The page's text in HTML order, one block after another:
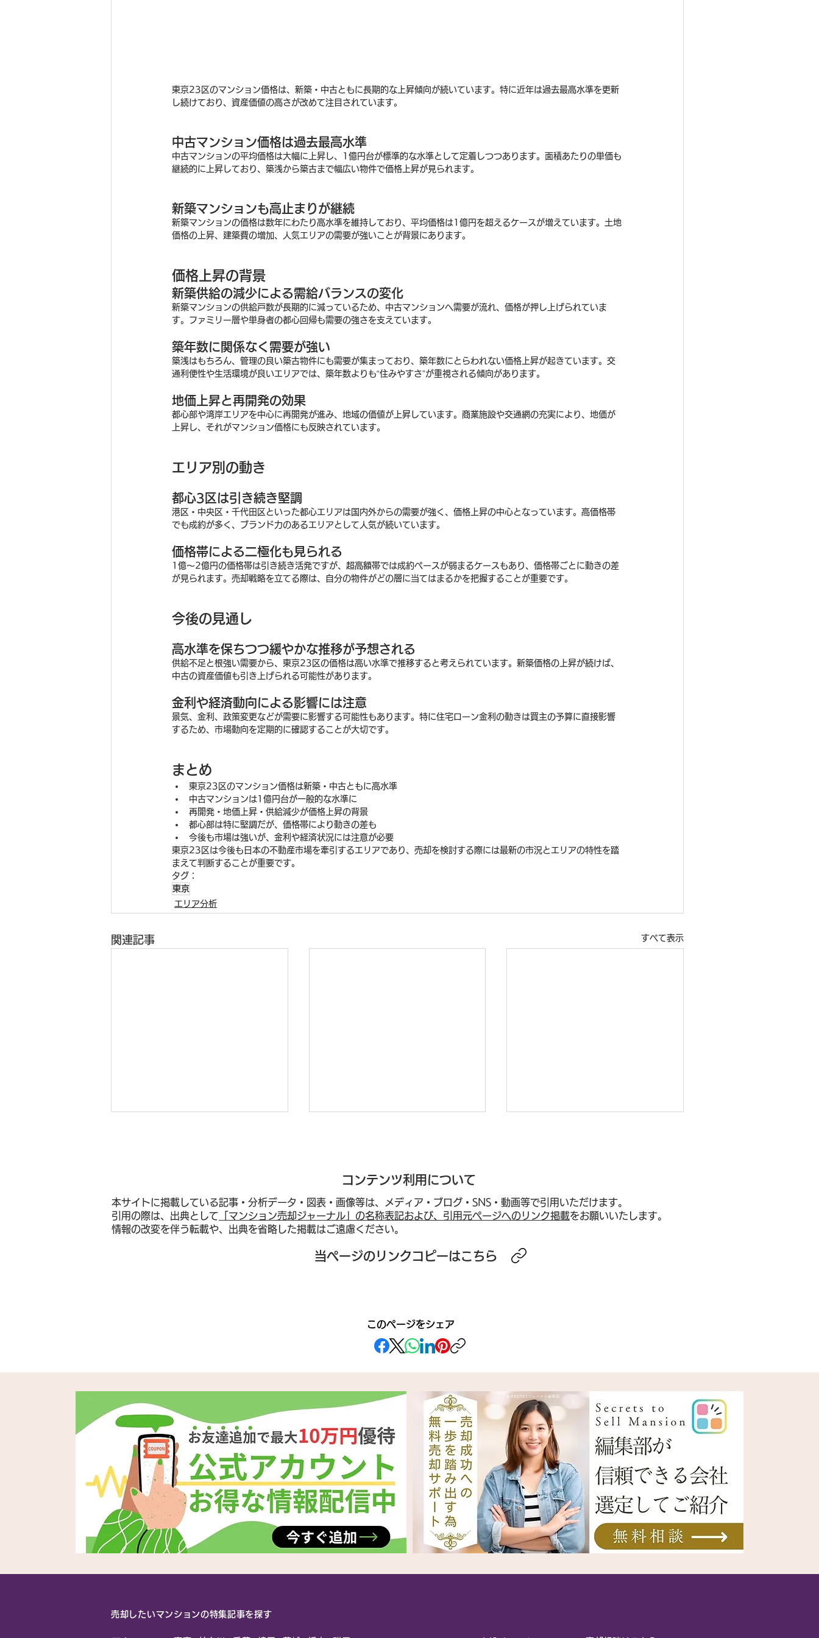
東京23区のマンション価格は、新築・中古ともに長期的な上昇傾向が続いています。特に近年は過去最高水準を更新
し続けており、資産価値の高さが改めて注目されています。
中古マンション価格は過去最高水準
中古マンションの平均価格は大幅に上昇し、1億円台が標準的な水準として定着しつつあります。面積あたりの単価も
継続的に上昇しており、築浅から築古まで幅広い物件で価格上昇が見られます。
新築マンションも高止まりが継続
新築マンションの価格は数年にわたり高水準を維持しており、平均価格は1億円を超えるケースが増えています。土地
価格の上昇、建築費の増加、人気エリアの需要が強いことが背景にあります。
価格上昇の背景
新築供給の減少による需給バランスの変化
新築マンションの供給戸数が長期的に減っているため、中古マンションへ需要が流れ、価格が押し上げられていま
す。ファミリー層や単身者の都心回帰も需要の強さを支えています。
築年数に関係なく需要が強い
築浅はもちろん、管理の良い築古物件にも需要が集まっており、築年数にとらわれない価格上昇が起きています。交
通利便性や生活環境が良いエリアでは、築年数よりも“住みやすさ”が重視される傾向があります。
地価上昇と再開発の効果
都心部や湾岸エリアを中心に再開発が進み、地域の価値が上昇しています。商業施設や交通網の充実により、地価が
上昇し、それがマンション価格にも反映されています。
エリア別の動き
都心3区は引き続き堅調
港区・中央区・千代田区といった都心エリアは国内外からの需要が強く、価格上昇の中心となっています。高価格帯
でも成約が多く、ブランド力のあるエリアとして人気が続いています。
価格帯による二極化も見られる
1億〜2億円の価格帯は引き続き活発ですが、超高額帯では成約ペースが弱まるケースもあり、価格帯ごとに動きの差
が見られます。売却戦略を立てる際は、自分の物件がどの層に当てはまるかを把握することが重要です。
今後の見通し
高水準を保ちつつ緩やかな推移が予想される
供給不足と根強い需要から、東京23区の価格は高い水準で推移すると考えられています。新築価格の上昇が続けば、
中古の資産価値も引き上げられる可能性があります。
金利や経済動向による影響には注意
景気、金利、政策変更などが需要に影響する可能性もあります。特に住宅ローン金利の動きは買主の予算に直接影響
するため、市場動向を定期的に確認することが大切です。
まとめ
東京23区のマンション価格は新築・中古ともに高水準
中古マンションは1億円台が一般的な水準に
再開発・地価上昇・供給減少が価格上昇の背景
都心部は特に堅調だが、価格帯により動きの差も
今後も市場は強いが、金利や経済状況には注意が必要
東京23区は今後も日本の不動産市場を牽引するエリアであり、売却を検討する際には最新の市況とエリアの特性を踏
まえて判断することが重要です。
タグ：
東京
エリア分析
関連記事 すべて表示
武蔵野市マンション売却の最
エリア別売却戦略を徹底解説
（エリア分析）
東京・準都心エリアマンショ
ン売却の最前線──渋谷㎡単
心隣接×再開発」エリアの資
産価値構造と、渋谷サクラス
ー・桜新町リニューアルが牽
引する渋谷区・世田谷区・目
黒区・杉並区・新宿区エリア
別売却戦略を徹底解説（エリ
ア分析）
最前線──新築平均1.1億円・
徹底解説
コンテンツ利用について
本サイトに掲載している記事・分析データ・図表・画像等は、メディア・ブログ・SNS・動画等で引用いただけます。
引用の際は、出典として 「マンション売却ジャーナル」の名称表記および、引用元ページへのリンク掲載をお願いいたします。
情報の改変を伴う転載や、出典を省略した掲載はご遠慮ください。
​当ページのリンクコピーはこちら
このページをシェア
売却したいマンションの特集記事を探す